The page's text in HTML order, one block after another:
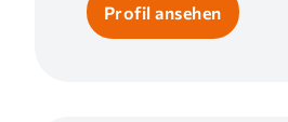
Profil ansehen